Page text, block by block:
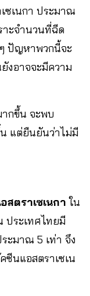
ซเนกา ประมาณ
าะจำนวนที่ฉีด
ๆ ปัญหาพวกนี้จะ
งอาจจะมีความ
ากขึ้น จะพบ
น แต่ยืนยันว่าไม่มี
สตราเซเนกา ใน
ประเทศไทยมี
ะมาณ 5 เท่า จึง
ซีนแอสตราเซเน